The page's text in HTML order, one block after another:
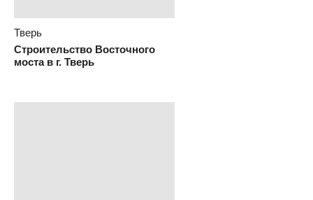
Тверь
Строительство Восточного
моста в г. Тверь